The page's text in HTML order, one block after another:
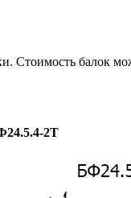
балок
2Т